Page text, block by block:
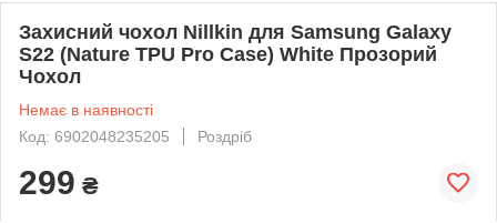
Захисний чохол Nillkin для Samsung Galaxy
S22 (Nature TPU Pro Case) White Прозорий
Чохол
Немає в наявності
Код: 6902048235205
Роздріб
299 ₴